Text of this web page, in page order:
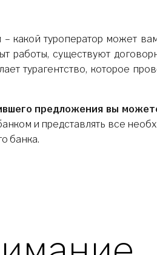
какой туроператор может
работы, существуют
турагентство, которое
предложения вы
и представлять все
банка.